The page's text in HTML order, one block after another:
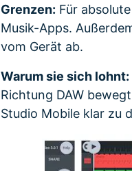
Grenzen: Für
Musik-Apps.
vom Gerät ab.
Warum sie sich lohnt:
Richtung DAW
Studio Mobile klar zu